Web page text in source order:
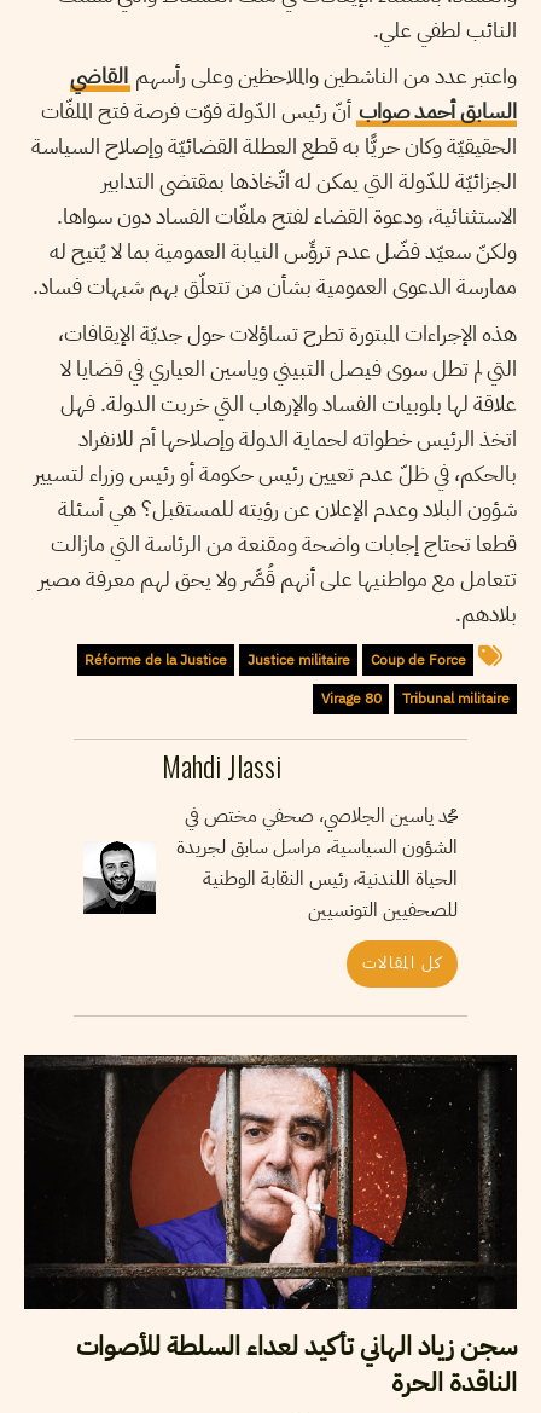
النائب لطفي علي.
واعتبر عدد من الناشطين والملاحظين وعلى رأسهم القاضي
السابق أحمد صواب أنّ رئيس الدّولة فوّت فرصة فتح الملفّات
الحقيقيّة وكان حريًّا به قطع العطلة القضائيّة وإصلاح السياسة
الجزائيّة للدّولة التي يمكن له اتّخاذها بمقتضى التدابير
الاستثنائية، ودعوة القضاء لفتح ملفّات الفساد دون سواها.
ولكنّ سعيّد فضّل عدم ترؤّس النيابة العمومية بما لا يُتيح له
ممارسة الدعوى العمومية بشأن من تتعلّق بهم شبهات فساد.
هذه الإجراءات المبتورة تطرح تساؤلات حول جديّة الإيقافات،
التي لم تطل سوى فيصل التبيني وياسين العياري في قضايا لا
علاقة لها بلوبيات الفساد والإرهاب التي خربت الدولة. فهل
اتخذ الرئيس خطواته لحماية الدولة وإصلاحها أم للانفراد
بالحكم، في ظلّ عدم تعيين رئيس حكومة أو رئيس وزراء لتسيير
شؤون البلاد وعدم الإعلان عن رؤيته للمستقبل؟ هي أسئلة
قطعا تحتاج إجابات واضحة ومقنعة من الرئاسة التي مازالت
تتعامل مع مواطنيها على أنهم قُصَّر ولا يحق لهم معرفة مصير
بلادهم.
Coup de Force
Justice militaire
Réforme de la Justice
Tribunal militaire
Virage 80
Mahdi Jlassi
محمد ياسين الجلاصي، صحفي مختص في
الشؤون السياسية، مراسل سابق لجريدة
الحياة اللندنية، رئيس النقابة الوطنية
للصحفيين التونسيين
كل المقالات
سجن زياد الهاني تأكيد لعداء السلطة للأصوات
الناقدة الحرة